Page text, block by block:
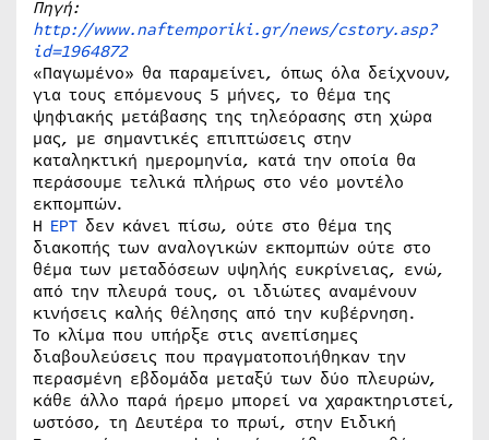
Πηγή:
http://www.naftemporiki.gr/news/cstory.asp?
id=1964872
«Παγωμένο» θα παραμείνει, όπως όλα δείχνουν,
για τους επόμενους 5 μήνες, το θέμα της
ψηφιακής μετάβασης της τηλεόρασης στη χώρα
μας, με σημαντικές επιπτώσεις στην
καταληκτική ημερομηνία, κατά την οποία θα
περάσουμε τελικά πλήρως στο νέο μοντέλο
εκπομπών.
Η ΕΡΤ δεν κάνει πίσω, ούτε στο θέμα της
διακοπής των αναλογικών εκπομπών ούτε στο
θέμα των μεταδόσεων υψηλής ευκρίνειας, ενώ,
από την πλευρά τους, οι ιδιώτες αναμένουν
κινήσεις καλής θέλησης από την κυβέρνηση.
Το κλίμα που υπήρξε στις ανεπίσημες
διαβουλεύσεις που πραγματοποιήθηκαν την
περασμένη εβδομάδα μεταξύ των δύο πλευρών,
κάθε άλλο παρά ήρεμο μπορεί να χαρακτηριστεί,
ωστόσο, τη Δευτέρα το πρωί, στην Ειδική